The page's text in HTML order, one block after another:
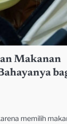
Makanan
memilih